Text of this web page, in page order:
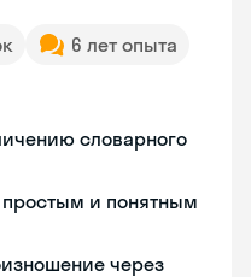
6 лет опыта
словарного
и понятным
через